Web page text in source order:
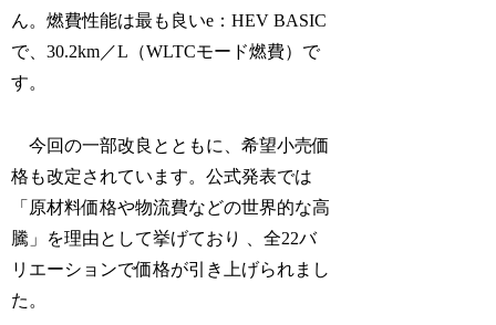
ん。燃費性能は最も良いe：HEV BASIC
で、30.2km／L（WLTCモード燃費）で
す。
今回の一部改良とともに、希望小売価
格も改定されています。公式発表では
「原材料価格や物流費などの世界的な高
騰」を理由として挙げており 、全22バ
リエーションで価格が引き上げられまし
た。